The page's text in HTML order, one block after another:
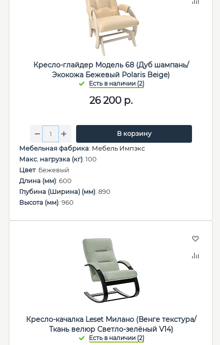
Кресло-глайдер Модель 68 (Дуб шампань/
Экокожа Бежевый Polaris Beige)
26 200 р.
В корзину
Мебельная фабрика: Мебель Импэкс
Макс. нагрузка (кг): 100
Цвет: Бежевый
Длина (мм): 600
Глубина (Ширина) (мм): 890
Высота (мм): 960
Кресло-качалка Leset Милано (Венге текстура/
Ткань велюр Светло-зелёный V14)